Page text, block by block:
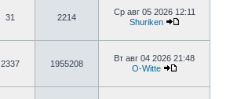
31 2214
Ср авг 05 2026 12:11
Shuriken
2337 1955208
Вт авг 04 2026 21:48
O-Witte